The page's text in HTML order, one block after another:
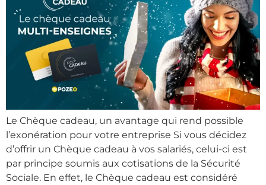
Le Chèque cadeau, un avantage qui rend possible
l’exonération pour votre entreprise Si vous décidez
d’offrir un Chèque cadeau à vos salariés, celui-ci est
par principe soumis aux cotisations de la Sécurité
Sociale. En effet, le Chèque cadeau est considéré